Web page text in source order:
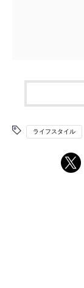
ライフスタイル